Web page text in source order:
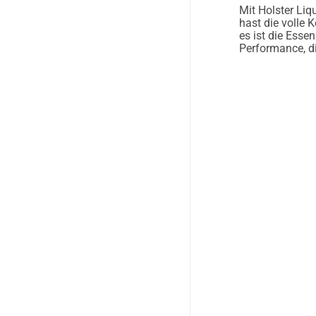
Mit Holster
hast die volle
es ist die
Performance,